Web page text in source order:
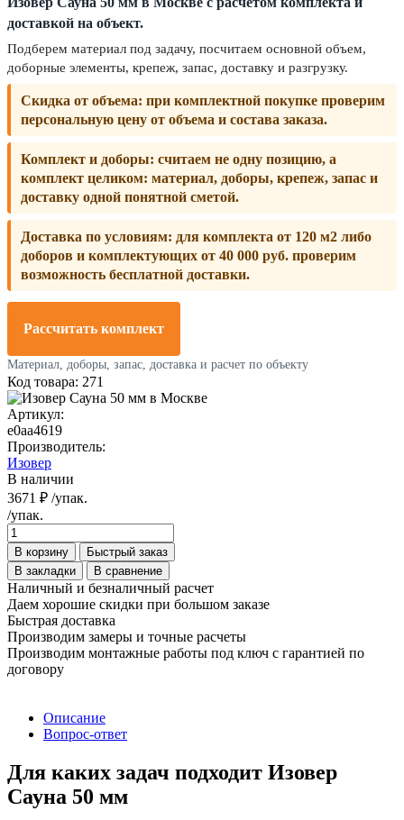
доставкой на объект.
Подберем материал под задачу, посчитаем основной объем,
доборные элементы, крепеж, запас, доставку и разгрузку.
Скидка от объема: при комплектной покупке проверим
персональную цену от объема и состава заказа.
Комплект и доборы: считаем не одну позицию, а
комплект целиком: материал, доборы, крепеж, запас и
доставку одной понятной сметой.
Доставка по условиям: для комплекта от 120 м2 либо
доборов и комплектующих от 40 000 руб. проверим
возможность бесплатной доставки.
Рассчитать комплект
Материал, доборы, запас, доставка и расчет по объекту
Код товара: 271
Артикул:
e0aa4619
Производитель:
Изовер
В наличии
3671 ₽ /упак.
/упак.
В корзину
Быстрый заказ
В закладки
В сравнение
Наличный и безналичный расчет
Даем хорошие скидки при большом заказе
Быстрая доставка
Производим замеры и точные расчеты
Производим монтажные работы под ключ с гарантией по
договору
Описание
Вопрос-ответ
Для каких задач подходит Изовер
Сауна 50 мм